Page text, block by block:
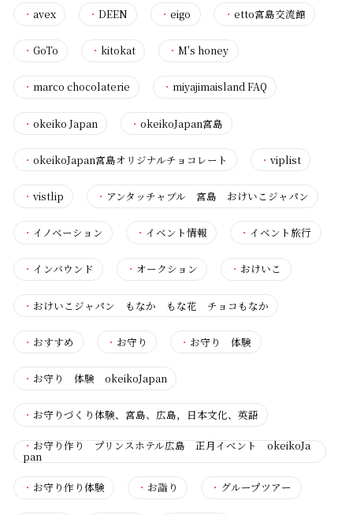
・ avex ・DEEN ・eigo ・ etto宮島交流館
・ GoTo ・kitokat ・M's honey
・ marco chocolaterie ・miyajimaisland FAQ
・ okeiko Japan ・okeikoJapan宮島
・ okeikoJapan宮島オリジナルチョコレート ・viplist
・ vistlip ・ アンタッチャブル 宮島 おけいこジャパン
・ イノベーション ・ イベント情報 ・ イベント旅行
・ インバウンド ・ オークション ・ おけいこ
・ おけいこジャパン もなか もな花 チョコもなか
・ おすすめ ・ お守り ・ お守り 体験
・ お守り 体験 okeikoJapan
・ お守りづくり体験、宮島、広島，日本文化、英語
・ お守り作り プリンスホテル広島 正月イベント okeikoJa
pan
・ お守り作り体験 ・ お詣り ・ グループツアー